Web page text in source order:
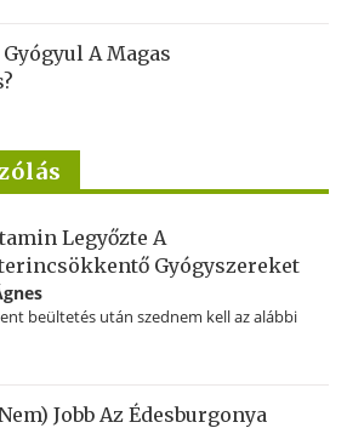
A Magas
Legyőzte A
Gyógyszereket
beültetés után szednem kell az alábbi
Jobb Az Édesburgonya